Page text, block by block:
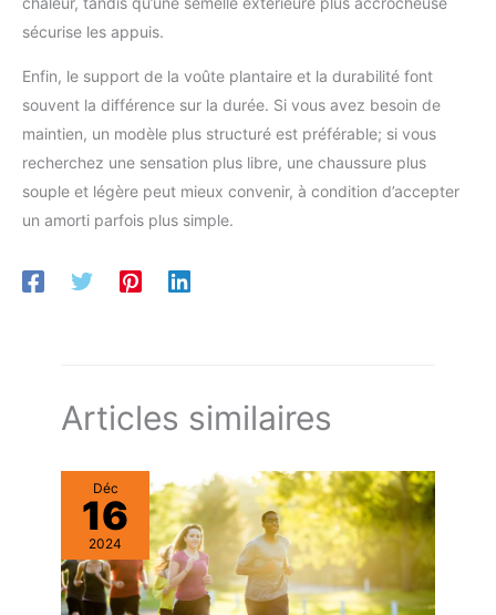
sécurise les appuis.
Enfin, le support de la voûte plantaire et la durabilité font
souvent la différence sur la durée. Si vous avez besoin de
maintien, un modèle plus structuré est préférable; si vous
recherchez une sensation plus libre, une chaussure plus
souple et légère peut mieux convenir, à condition d’accepter
un amorti parfois plus simple.
Articles similaires
Déc
16
2024